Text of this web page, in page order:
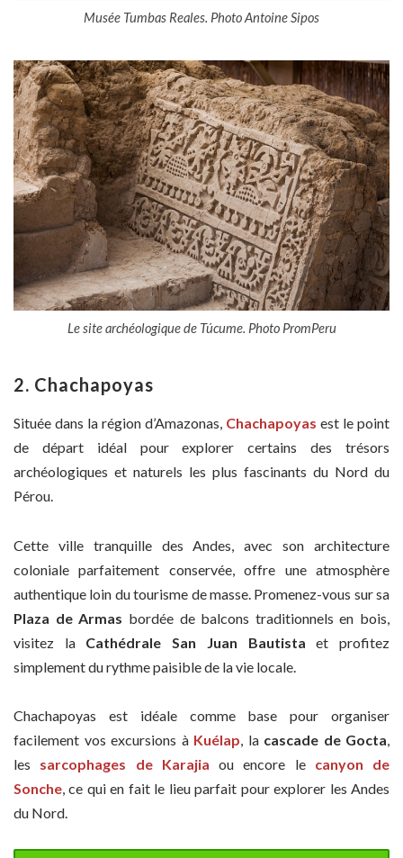
Musée Tumbas Reales. Photo Antoine Sipos
Le site archéologique de Túcume. Photo PromPeru
2. Chachapoyas
Située dans la région d’Amazonas, Chachapoyas est le point
de départ idéal pour explorer certains des trésors
archéologiques et naturels les plus fascinants du Nord du
Pérou.
Cette ville tranquille des Andes, avec son architecture
coloniale parfaitement conservée, offre une atmosphère
authentique loin du tourisme de masse. Promenez-vous sur sa
Plaza de Armas bordée de balcons traditionnels en bois,
visitez la Cathédrale San Juan Bautista et profitez
simplement du rythme paisible de la vie locale.
Chachapoyas est idéale comme base pour organiser
facilement vos excursions à Kuélap, la cascade de Gocta,
les sarcophages de Karajia ou encore le canyon de
Sonche, ce qui en fait le lieu parfait pour explorer les Andes
du Nord.